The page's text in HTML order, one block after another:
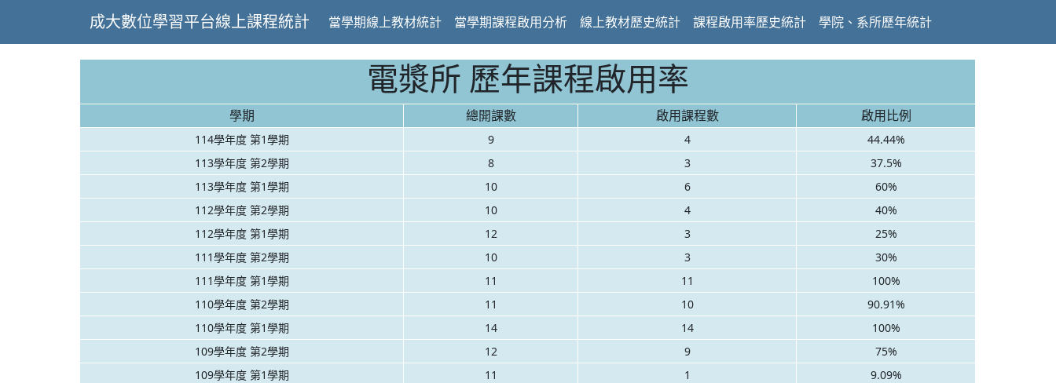
成大數位學習平台線上課程統計 當學期線上教材統計 當學期課程啟用分析 線上教材歷史統計 課程啟用率歷史統計 學院、系所歷年統計
電漿所 歷年課程啟用率
學期 總開課數 啟用課程數 啟用比例
114學年度 第1學期 9 4
44.44%
113學年度 第2學期
8 3
37.5%
113學年度 第1學期
10 6
60%
112學年度 第2學期
10 4
40%
112學年度 第1學期
12 3
25%
111學年度 第2學期
10 3
30%
111學年度 第1學期
11 11
100%
110學年度 第2學期
11 10
90.91%
110學年度 第1學期
14 14
100%
109學年度 第2學期
12 9
75%
109學年度 第1學期
11 1
9.09%